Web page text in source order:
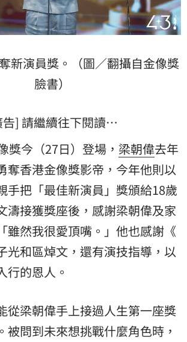
新演員獎。（圖／翻攝自金像獎
臉書）
告] 請繼續往下閱讀…
獎今（27日）登場， 梁朝偉去年
奪香港金像獎影帝，今年他則以
手把「最佳新演員」獎頒給18歲
濤接獲獎座後，感謝梁朝偉及家
雖然我很愛頂嘴。」他也感謝《
光和區焯文，還有演技指導，以
行的恩人。
從梁朝偉手上接過人生第一座獎
被問到未來想挑戰什麼角色時，